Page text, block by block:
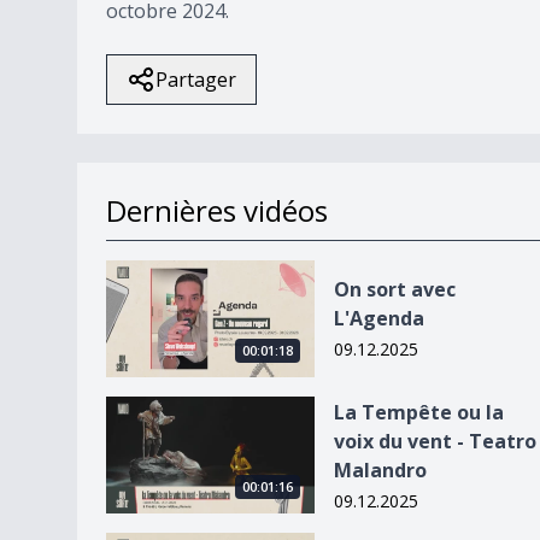
octobre 2024.
Partager
Dernières vidéos
On sort avec L&#039;Agenda
00:01:18
On sort avec
L'Agenda
09.12.2025
La Tempête ou la voix du vent - Teatro Malandro
00:01:16
La Tempête ou la
voix du vent - Teatro
Malandro
09.12.2025